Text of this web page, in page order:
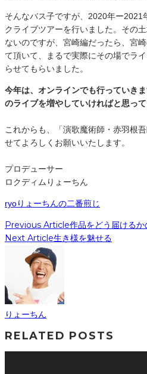
そんなバス子ですが、2020年ー2021
クライブツアーを行いました。その
ないのですが、宮崎編だったら、宮
て頂いて、まるで実際にその場でラ
らせてもらいました。
今年は、オンラインでも行っていき
のライブを増やしていければと思って
これからも、「演歌魔術師・赤羽根
せてよろしくお願いいたします。
プロデューサー
ロクディムりょーちん
ryoりょーちんの二番煎じ
Previous Article作品をどう届けるか
Next Article生き様を魅せる
りょーちん
RELATED POSTS